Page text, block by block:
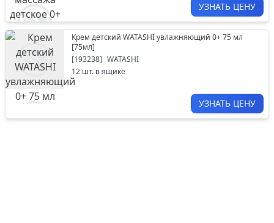
УЗНАТЬ ЦЕНУ
Крем детский WATASHI увлажняющий 0+ 75 мл
[75мл]
[193238] WATASHI
12 шт. в ящике
УЗНАТЬ ЦЕНУ